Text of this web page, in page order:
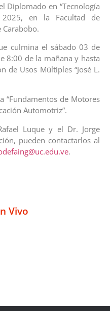
Diplomado en “Tecnología
en la Facultad de
culmina el sábado 03 de
8:00 de la mañana y hasta
de Usos Múltiples “José L.
“Fundamentos de Motores
Automotriz”.
Luque y el Dr. Jorge
pueden contactarlos al
.
Vivo